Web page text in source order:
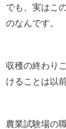
でも、実はこ
のなんです。
収穫の終わり
けることは以
農業試験場の